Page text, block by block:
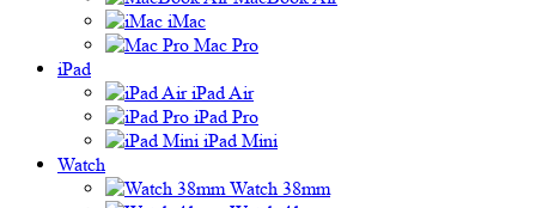
iMac
Mac Pro
iPad
iPad Air
iPad Pro
iPad Mini
Watch
Watch 38mm